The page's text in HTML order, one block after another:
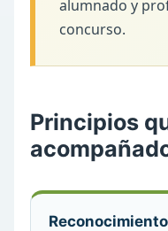
alumnado y
concurso.
Principios